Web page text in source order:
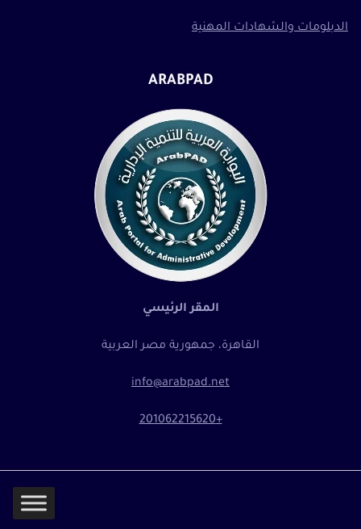
الدبلومات والشهادات المهنية
ARABPAD
المقر الرئيسي
القاهرة، جمهورية مصر العربية
info@arabpad.net
+201062215620